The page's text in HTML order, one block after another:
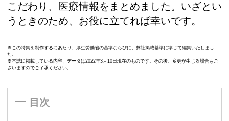
こだわり、医療情報をまとめました。いざとい
うときのため、お役に立てれば幸いです。
※この特集を制作するにあたり、厚生労働省の基準ならびに、弊社掲載基準に準じて編集いたしまし
た。
※本誌に掲載している内容、データは2022年3月10日現在のものです。その後、変更が生じる場合もご
ざいますのでご了承ください。
目次